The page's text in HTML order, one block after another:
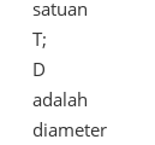
satuan
T;
D
adalah
diameter